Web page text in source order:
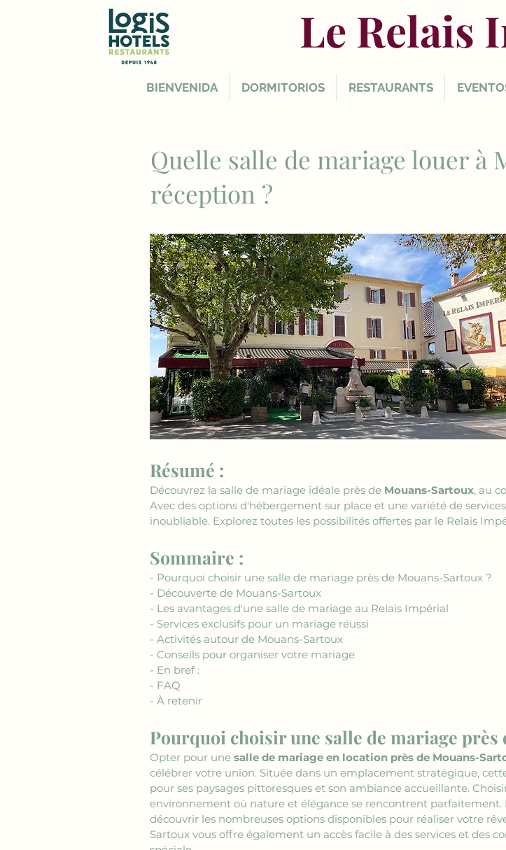
Le Relais
BIENVENIDA DORMITORIOS RESTAURANTS
Quelle salle de mariage louer à
réception ?
Résumé :
Découvrez la salle de mariage idéale près de Mouans-Sartoux, au
Avec des options d'hébergement sur place et une variété de
inoubliable. Explorez toutes les possibilités offertes par le Relais
Sommaire :
- Pourquoi choisir une salle de mariage près de Mouans-Sartoux ?
- Découverte de Mouans-Sartoux
- Les avantages d'une salle de mariage au Relais Impérial
- Services exclusifs pour un mariage réussi
- Activités autour de Mouans-Sartoux
- Conseils pour organiser votre mariage
- En bref :
- FAQ
- À retenir
Pourquoi choisir une salle de mariage près
Opter pour une salle de mariage en location près de Mouans-
célébrer votre union. Située dans un emplacement stratégique,
pour ses paysages pittoresques et son ambiance accueillante.
environnement où nature et élégance se rencontrent parfaitement.
découvrir les nombreuses options disponibles pour réaliser votre
Sartoux vous offre également un accès facile à des services et des